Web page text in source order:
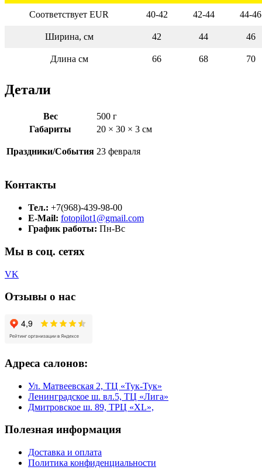
Соответствует EUR 40-42 42-44 44-46
Ширина, см 42 44 46
Длина см 66 68 70
Детали
Вес
500 г
Габариты
20 × 30 × 3 см
Праздники/События 23 февраля
Контакты
Тел.: +7(968)-439-98-00
E-Mail: fotopilot1@gmail.com
График работы: Пн-Вс
Мы в соц. сетях
VK
Отзывы о нас
Адреса салонов:
Ул. Матвеевская 2, ТЦ «Тук-Тук»
Ленинградское ш. вл.5, ТЦ «Лига»
Дмитровское ш. 89, ТРЦ «XL»,
Полезная информация
Доставка и оплата
Политика конфиденциальности